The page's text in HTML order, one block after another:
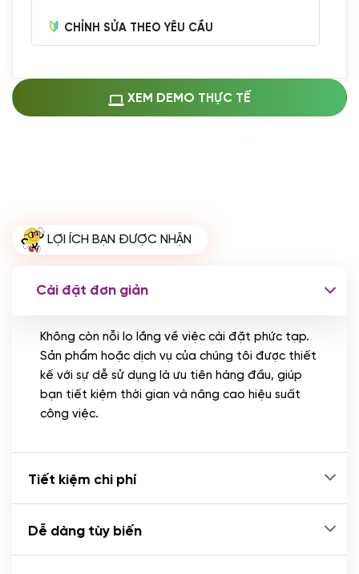
CHỈNH SỬA THEO YÊU CẦU
Thay logo + thông tin doanh nghiệp
(+100.000 VND)
(+200.000 VND)
CÀI ĐẶT PLUGINS
Cài đặt plugin theo yêu cầu
(+100.000 VND)
Cài plugin xử lý thanh toán tự động qua
XEM DEMO THỰC TẾ
LỢI ÍCH BẠN ĐƯỢC NHẬN
Cài đặt đơn giản
Không còn nỗi lo lắng về việc cài đặt phức tạp.
Sản phẩm hoặc dịch vụ của chúng tôi được thiết
kế với sự dễ sử dụng là ưu tiên hàng đầu, giúp
bạn tiết kiệm thời gian và nâng cao hiệu suất
công việc.
Tiết kiệm chi phí
Dễ dàng tùy biến